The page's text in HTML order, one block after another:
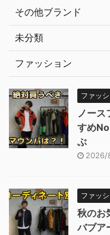
その他ブランド
未分類
ファッション
ファッ
ノー
すめ
ぶ
2026/
ファッ
秋のお
バブア